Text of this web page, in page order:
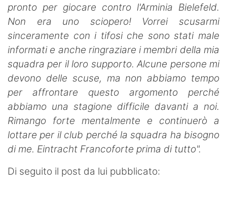
pronto per giocare contro l'Arminia Bielefeld.
Non era uno sciopero! Vorrei scusarmi
sinceramente con i tifosi che sono stati male
informati e anche ringraziare i membri della mia
squadra per il loro supporto. Alcune persone mi
devono delle scuse, ma non abbiamo tempo
per affrontare questo argomento perché
abbiamo una stagione difficile davanti a noi.
Rimango forte mentalmente e continuerò a
lottare per il club perché la squadra ha bisogno
di me. Eintracht Francoforte prima di tutto".
Di seguito il post da lui pubblicato: